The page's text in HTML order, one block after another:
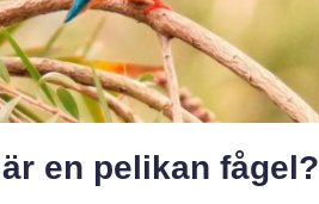
en pelikan fågel?